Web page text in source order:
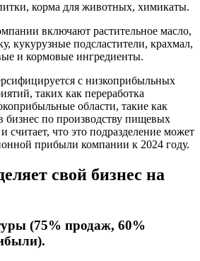
корма для животных, химикаты.
включают растительное масло,
кукурузные подсластители, крахмал,
и кормовые ингредиенты.
с низкоприбыльных
таких как переработка
области, такие как
по производству пищевых
считает, что это подразделение может
прибыли компании к 2024 году.
свой бизнес на
(75% продаж, 60%